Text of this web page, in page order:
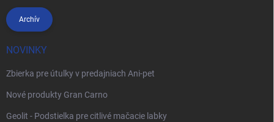
Archív
NOVINKY
Zbierka pre útulky v predajniach Ani-pet
Nové produkty Gran Carno
Geolit - Podstielka pre citlivé mačacie labky